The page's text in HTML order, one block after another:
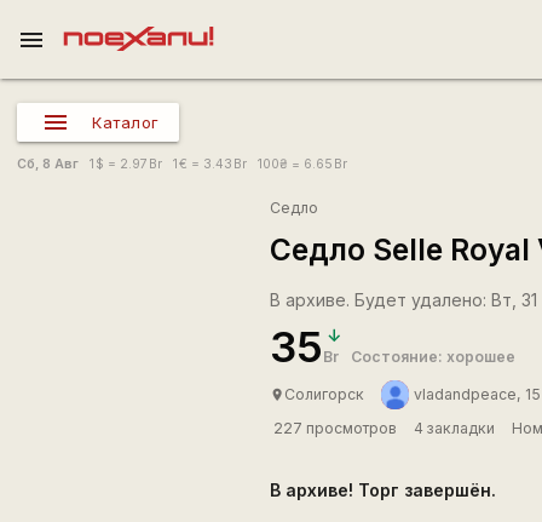
menu
Каталог
Сб, 8 Авг 1 $ = 2.97 Br 1€ = 3.43 Br 100₴ = 6.65 Br
Седло
Седло Selle Royal
В архиве. Будет удалено: Вт,
35 Br Состояние: хорошее
place Солигорск
vladandpeace, 15
227 просмотров
4 закладки
В архиве! Торг завершён.